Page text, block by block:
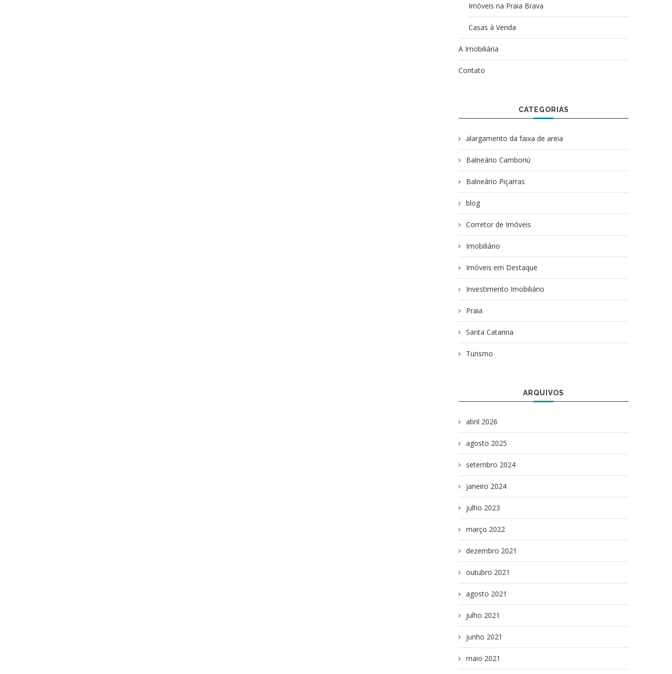
Imóveis na Praia Brava
Casas à Venda
A Imobiliária
Contato
CATEGORIAS
alargamento da faixa de areia
Balneário Camboriú
Balneário Piçarras
blog
Corretor de Imóveis
Imobiliário
Imóveis em Destaque
Investimento Imobiliário
Praia
Santa Catarina
Turismo
ARQUIVOS
abril 2026
agosto 2025
setembro 2024
janeiro 2024
julho 2023
março 2022
dezembro 2021
outubro 2021
agosto 2021
julho 2021
junho 2021
maio 2021